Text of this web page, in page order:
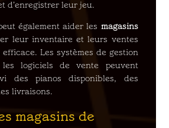
d’enregistrer leur jeu.
également aider les magasins
leur inventaire et leurs ventes
Les systèmes de gestion
logiciels de vente peuvent
des pianos disponibles, des
livraisons.
magasins de